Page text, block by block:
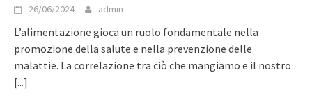
26/06/2024 admin
L’alimentazione gioca un ruolo fondamentale nella
promozione della salute e nella prevenzione delle
malattie. La correlazione tra ciò che mangiamo e il nostro
[...]